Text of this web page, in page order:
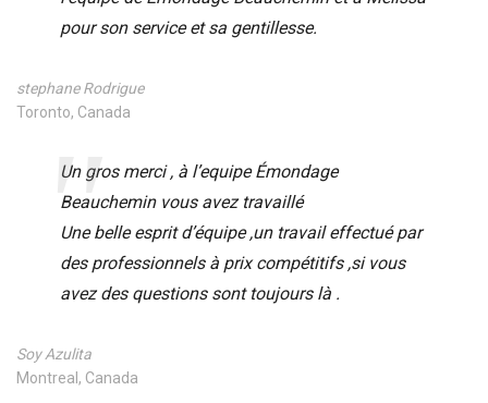
pour son service et sa gentillesse.
stephane Rodrigue
Toronto, Canada
Un gros merci , à l’equipe Émondage
Beauchemin vous avez travaillé
Une belle esprit d’équipe ,un travail effectué par
des professionnels à prix compétitifs ,si vous
avez des questions sont toujours là .
Soy Azulita
Montreal, Canada